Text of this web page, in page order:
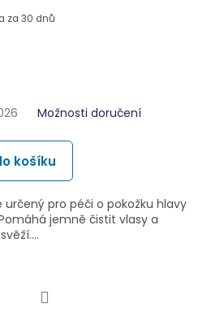
za 30 dnů
Možnosti doručení
košíku
pro péči o pokožku hlavy
jemně čistit vlasy a